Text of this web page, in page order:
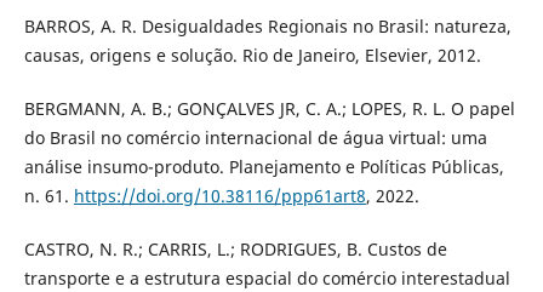
BARROS, A. R. Desigualdades Regionais no Brasil: natureza,
causas, origens e solução. Rio de Janeiro, Elsevier, 2012.
BERGMANN, A. B.; GONÇALVES JR, C. A.; LOPES, R. L. O papel
do Brasil no comércio internacional de água virtual: uma
análise insumo-produto. Planejamento e Políticas Públicas,
n. 61. https://doi.org/10.38116/ppp61art8, 2022.
CASTRO, N. R.; CARRIS, L.; RODRIGUES, B. Custos de
transporte e a estrutura espacial do comércio interestadual